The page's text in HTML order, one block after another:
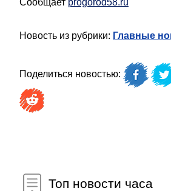
Сообщает progorod58.ru
Новость из рубрики: Главные
Поделиться новостью:
Топ новости часа